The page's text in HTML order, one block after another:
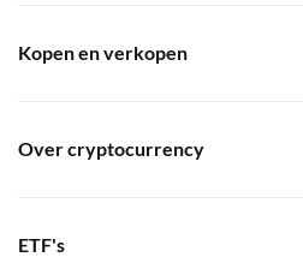
Kopen en verkopen
Over cryptocurrency
ETF's